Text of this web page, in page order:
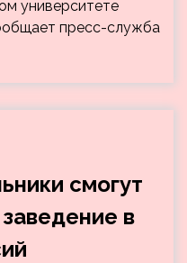
университете
пресс-служба
смогут
в